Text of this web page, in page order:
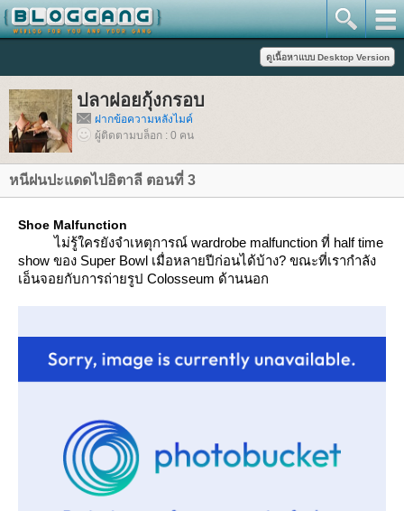
ปลาฝอยกุ้งกรอบ
ฝากข้อความหลังไมค์
ผู้ติดตามบล็อก : 0 คน
หนีฝนปะแดดไปอิตาลี ตอนที่ 3
Shoe Malfunction
ไม่รู้ใครยังจำเหตุการณ์ wardrobe malfunction ที่ half time
show ของ Super Bowl เมื่อหลายปีก่อนได้บ้าง? ขณะที่เรากำลัง
เอ็นจอยกับการถ่ายรูป Colosseum ด้านนอก